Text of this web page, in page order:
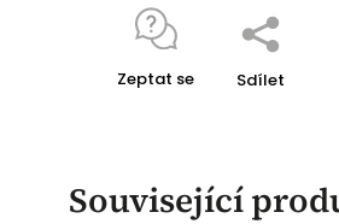
Zeptat se Sdílet
Související